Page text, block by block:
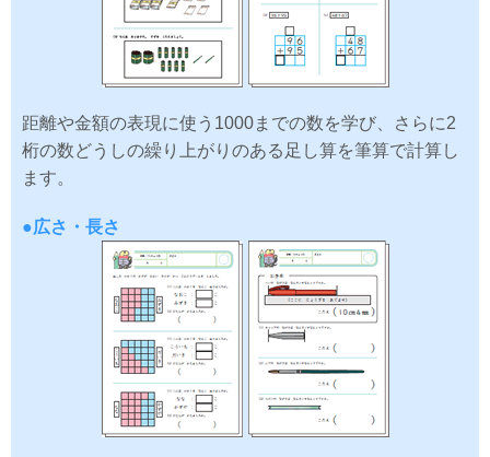
距離や金額の表現に使う1000までの数を学び、さらに2
桁の数どうしの繰り上がりのある足し算を筆算で計算し
ます。
●広さ・長さ